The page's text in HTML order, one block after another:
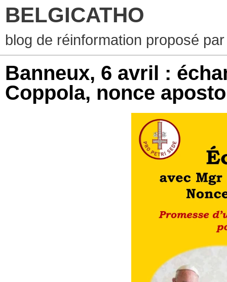
BELGICATHO
blog de réinformation proposé
Banneux, 6 avril :
Coppola, nonce